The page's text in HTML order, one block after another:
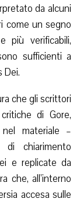
da alcuni
come un segno
più verificabili,
sufficienti a
Dei.
che gli scrittori
di Gore,
materiale –
chiarimento
e replicate da
che, all’interno
accesa sulle